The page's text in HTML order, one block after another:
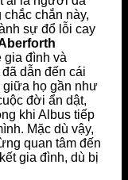
chắn này,
sự đổ lỗi cay
gia đình và
dẫn đến cái
giữa họ gần như
đời ẩn dật,
khi Albus tiếp
Mặc dù vậy,
quan tâm đến
gia đình, dù bị